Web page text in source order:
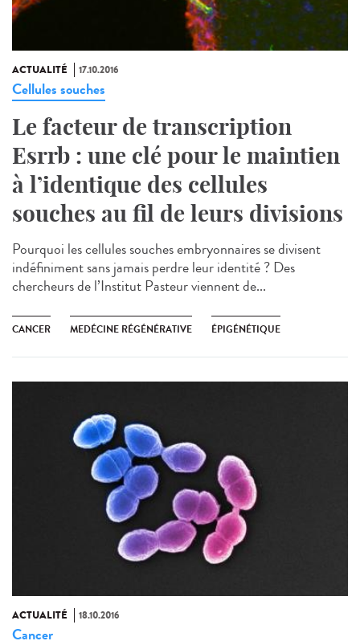
ACTUALITÉ 17.10.2016
Cellules souches
Le facteur de transcription
Esrrb : une clé pour le maintien
à l’identique des cellules
souches au fil de leurs divisions
Pourquoi les cellules souches embryonnaires se divisent
indéfiniment sans jamais perdre leur identité ? Des
chercheurs de l’Institut Pasteur viennent de...
CANCER MEDÉCINE RÉGÉNÉRATIVE ÉPIGÉNÉTIQUE
ACTUALITÉ 18.10.2016
Cancer